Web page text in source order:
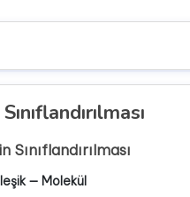
Sınıflandırılması
— Molekül